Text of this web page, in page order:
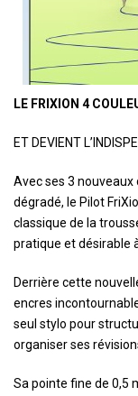
LE FRIXION 4
ET DEVIENT
Avec ses 3
dégradé, le Pilot
classique de la
pratique et désirable
Derrière cette
encres
seul stylo pour
organiser ses
Sa pointe fine de 0,5